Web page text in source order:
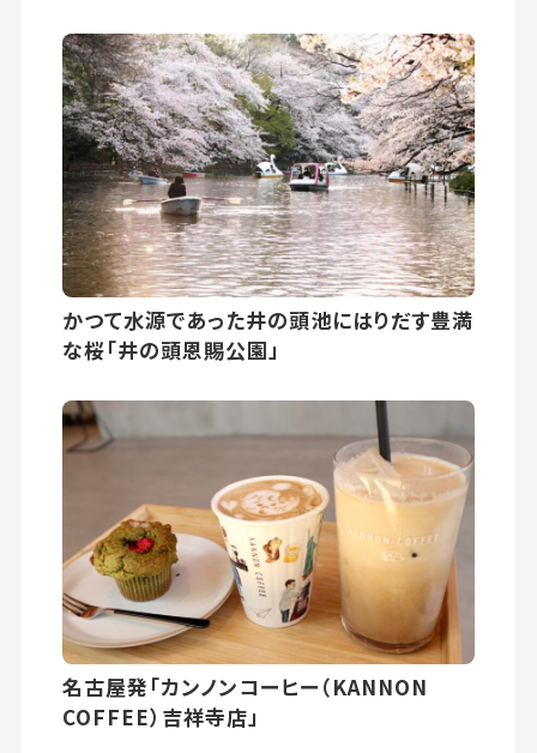
かつて水源であった井の頭池にはりだす豊満
な桜「井の頭恩賜公園」
名古屋発「カンノンコーヒー（KANNON
COFFEE）吉祥寺店」